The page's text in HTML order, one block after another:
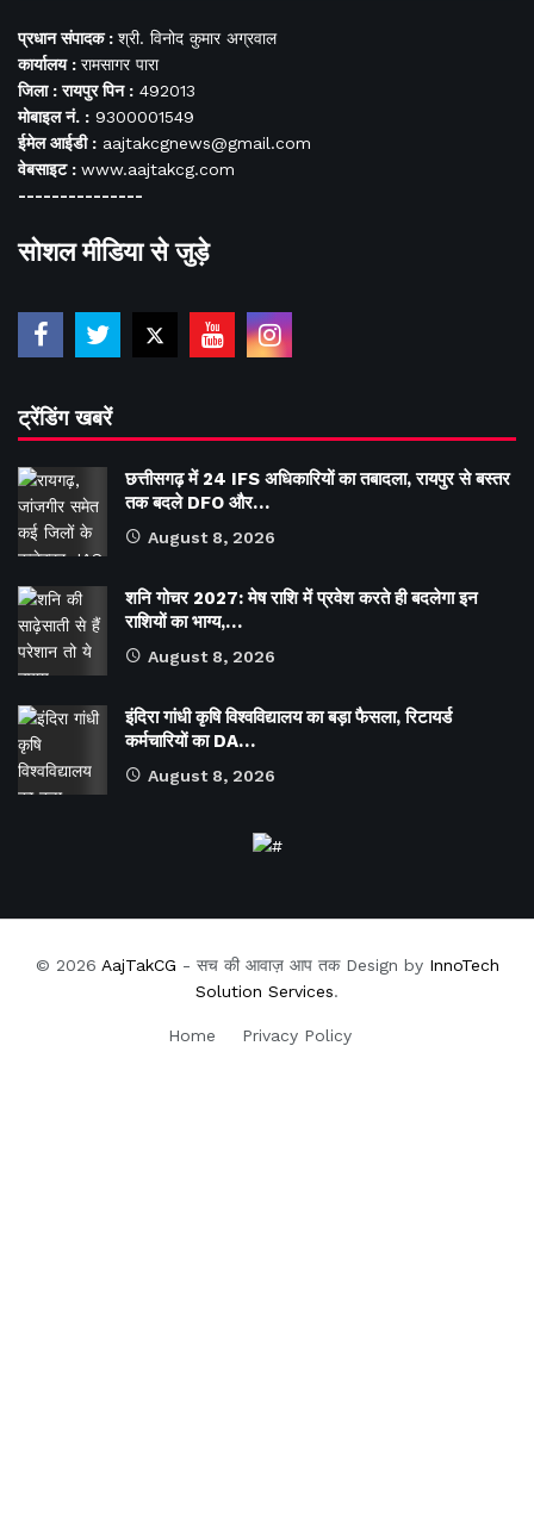
प्रधान संपादक : श्री. विनोद कुमार अग्रवाल
कार्यालय : रामसागर पारा
जिला : रायपुर पिन : 492013
मोबाइल नं. : 9300001549
ईमेल आईडी : aajtakcgnews@gmail.com
वेबसाइट : www.aajtakcg.com
---------------
सोशल मीडिया से जुड़े
ट्रेंडिंग खबरें
छत्तीसगढ़ में 24 IFS अधिकारियों का तबादला, रायपुर से बस्तर
तक बदले DFO और…
August 8, 2026
शनि गोचर 2027: मेष राशि में प्रवेश करते ही बदलेगा इन
राशियों का भाग्य,…
August 8, 2026
इंदिरा गांधी कृषि विश्वविद्यालय का बड़ा फैसला, रिटायर्ड
कर्मचारियों का DA…
August 8, 2026
© 2026 AajTakCG - सच की आवाज़ आप तक Design by InnoTech
Solution Services.
Home Privacy Policy